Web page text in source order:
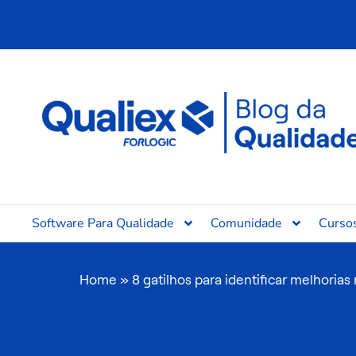
Software Para Qualidade Comunidade
Home »8 gatilhos para identificar melhorias